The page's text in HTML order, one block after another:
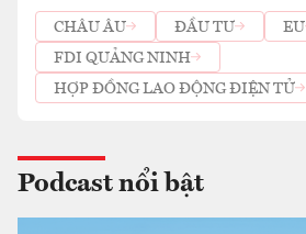
CHÂU ÂU ĐẦU TƯ
EU
FDI QUẢNG NINH
HỢP ĐỒNG LAO ĐỘNG ĐIỆN TỬ
Podcast nổi bật